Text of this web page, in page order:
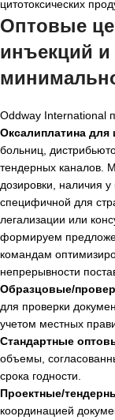
цитотоксических
Оптовые
инъекций и
Oddway International
Оксалиплатина для
больниц,
тендерных каналов.
дозировки, наличия
специфичной для
легализации или
формируем
командам
непрерывности
Образцовые/
для проверки
учетом местных
Стандартные
объемы,
срока годности.
Проектные/
координацией